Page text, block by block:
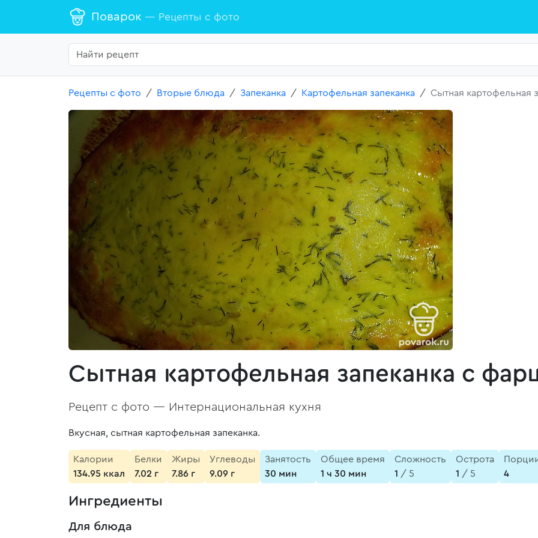
Поварок — Рецепты с фото
Рецепты с фото Вторые блюда Запеканка Картофельная запеканка Сытная картофельная
Сытная картофельная запеканка с
Рецепт с фото — Интернациональная кухня
Вкусная, сытная картофельная запеканка.
Калории
134.95 ккал
Белки
7.02 г
Жиры
7.86 г
Углеводы
9.09 г
Занятость
30 мин
Общее время
1 ч 30 мин
Сложность
1 / 5
Острота
1 / 5
4
Ингредиенты
Для блюда